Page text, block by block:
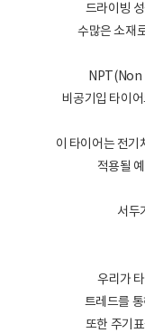
드라이빙
수많은 소재
비공기입 타이
이 타이어는 전기
적용될
서두
우리가
트레드를
또한 주기